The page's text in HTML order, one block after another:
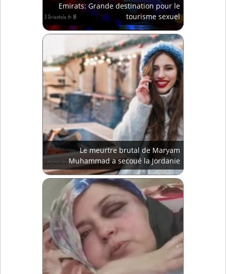
Emirats: Grande destination pour le
tourisme sexuel
Le meurtre brutal de Maryam
Muhammad a secoué la Jordanie